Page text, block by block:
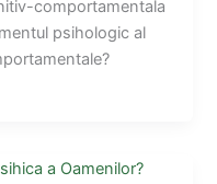
comportamentala
psihologic al